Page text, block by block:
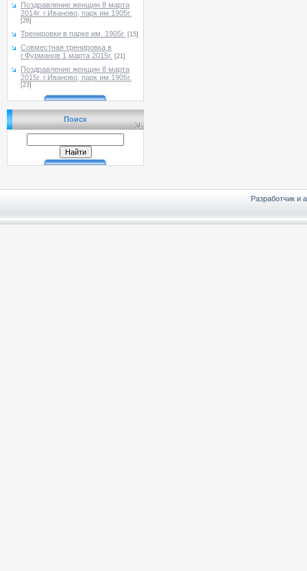
Поздравление женщин 8 марта
2014г. г.Иваново, парк им.1905г.
[26]
Тренировки в парке им. 1905г. [15]
Совместная тренировка в
г.Фурманов 1 марта 2015г. [21]
Поздравление женщин 8 марта
2015г. г.Иваново, парк им.1905г.
[23]
Поиск
Разработчик и